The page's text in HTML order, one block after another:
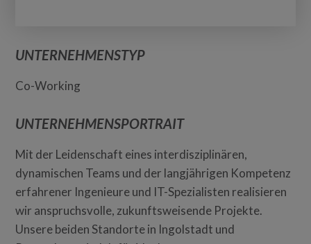
UNTERNEHMENSTYP
Co-Working
UNTERNEHMENSPORTRAIT
Mit der Leidenschaft eines interdisziplinären,
dynamischen Teams und der langjährigen Kompetenz
erfahrener Ingenieure und IT-Spezialisten realisieren
wir anspruchsvolle, zukunftsweisende Projekte.
Unsere beiden Standorte in Ingolstadt und